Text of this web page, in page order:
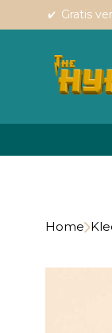
Gratis
Home